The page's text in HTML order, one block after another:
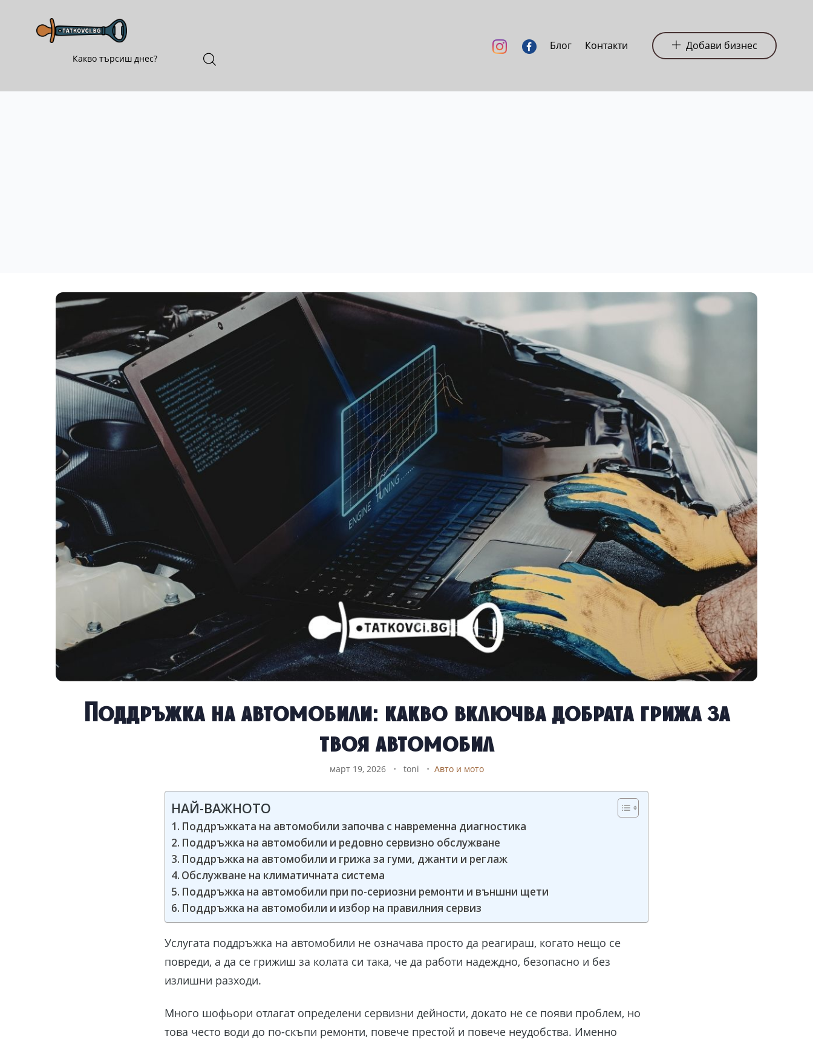
Блог Контакти Добави бизнес
Поддръжка на автомобили: какво включва добрата грижа за
твоя автомобил
март 19, 2026 • toni • Авто и мото
НАЙ-ВАЖНОТО
Поддръжката на автомобили започва с навременна диагностика
Поддръжка на автомобили и редовно сервизно обслужване
Поддръжка на автомобили и грижа за гуми, джанти и реглаж
Обслужване на климатичната система
Поддръжка на автомобили при по-сериозни ремонти и външни щети
Поддръжка на автомобили и избор на правилния сервиз
Услугата поддръжка на автомобили не означава просто да реагираш, когато нещо се
повреди, а да се грижиш за колата си така, че да работи надеждно, безопасно и без
излишни разходи.
Много шофьори отлагат определени сервизни дейности, докато не се появи проблем, но
това често води до по-скъпи ремонти, повече престой и повече неудобства. Именно